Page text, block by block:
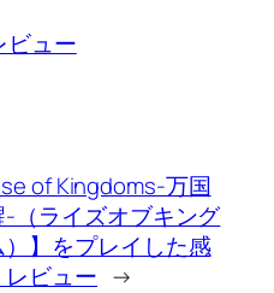
ビュー
of Kingdoms-万国
-（ライズオブキング
）】をプレイした感
レビュー →